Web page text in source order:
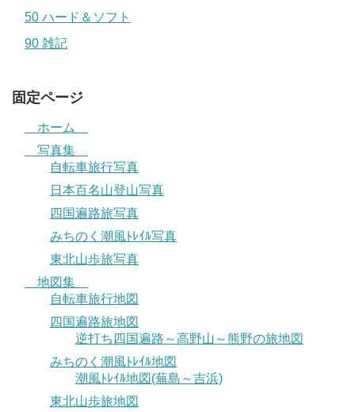
50 ハード＆ソフト
90 雑記
固定ページ
ホーム
写真集
自転車旅行写真
日本百名山登山写真
四国遍路旅写真
みちのく潮風ﾄﾚｲﾙ写真
東北山歩旅写真
地図集
自転車旅行地図
四国遍路旅地図
逆打ち四国遍路～高野山～熊野の旅地図
みちのく潮風ﾄﾚｲﾙ地図
潮風ﾄﾚｲﾙ地図(蕪島～吉浜)
東北山歩旅地図